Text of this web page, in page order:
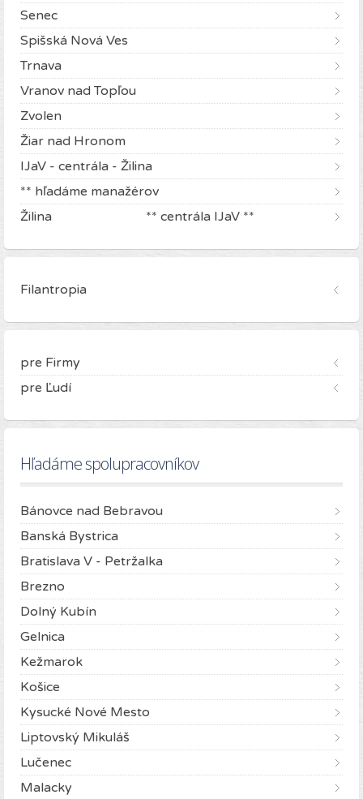
Senec
Spišská Nová Ves
Trnava
Vranov nad Topľou
Zvolen
Žiar nad Hronom
IJaV - centrála - Žilina
** hľadáme manažérov
Žilina ** centrála IJaV **
Filantropia
pre Firmy
pre Ľudí
Hľadáme spolupracovníkov
Bánovce nad Bebravou
Banská Bystrica
Bratislava V - Petržalka
Brezno
Dolný Kubín
Gelnica
Kežmarok
Košice
Kysucké Nové Mesto
Liptovský Mikuláš
Lučenec
Malacky